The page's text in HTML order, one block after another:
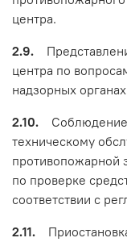
центра.
2.9.
центра по
надзорных
2.10. Соблюдение
техническому
противопожарной
по проверке
соответствии с
2.11.